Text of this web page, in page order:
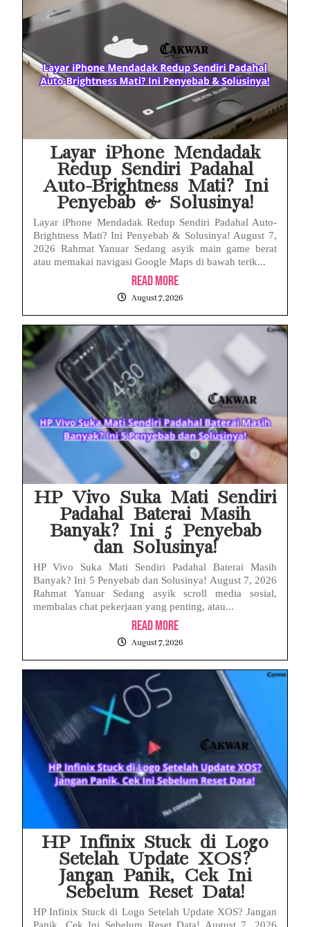
MAKI Soroti Penahanan Eks Jampidsus Febrie Adriansyah Tanpa Rompi Pink
Babak Baru Kasus Febrie Adriansyah, Rencana Praperadilan Penyitaan Emas dan Uang Tunai Jadi Sorotan
Baterai Apple Watch Cepat Boros? Ini Penyebab dan Cara Mengatasinya
HP Huawei Cepat Panas? Ini Penyebab Utama dan Cara Mengatasinya
Layar iPhone Mendadak
Redup Sendiri Padahal
Auto-Brightness Mati? Ini
Penyebab & Solusinya!
Layar iPhone Mendadak Redup Sendiri Padahal Auto-
Brightness Mati? Ini Penyebab & Solusinya! August 7,
2026 Rahmat Yanuar Sedang asyik main game berat
atau memakai navigasi Google Maps di bawah terik...
Read More
August 7, 2026
HP Vivo Suka Mati Sendiri
Padahal Baterai Masih
Banyak? Ini 5 Penyebab
dan Solusinya!
HP Vivo Suka Mati Sendiri Padahal Baterai Masih
Banyak? Ini 5 Penyebab dan Solusinya! August 7, 2026
Rahmat Yanuar Sedang asyik scroll media sosial,
membalas chat pekerjaan yang penting, atau...
Read More
August 7, 2026
HP Infinix Stuck di Logo
Setelah Update XOS?
Jangan Panik, Cek Ini
Sebelum Reset Data!
HP Infinix Stuck di Logo Setelah Update XOS? Jangan
Panik, Cek Ini Sebelum Reset Data! August 7, 2026